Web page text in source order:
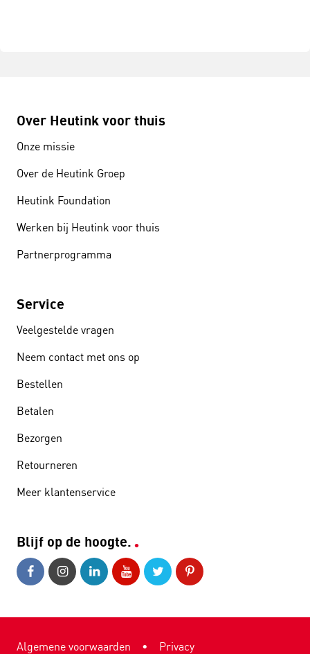
Over Heutink voor thuis
Onze missie
Over de Heutink Groep
Heutink Foundation
Werken bij Heutink voor thuis
Partnerprogramma
Service
Veelgestelde vragen
Neem contact met ons op
Bestellen
Betalen
Bezorgen
Retourneren
Meer klantenservice
Blijf op de hoogte.
Algemene voorwaarden • Privacy